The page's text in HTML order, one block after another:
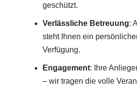
geschützt.
Verlässliche Betreuung:
steht Ihnen ein
Verfügung.
Engagement: Ihre
– wir tragen die volle